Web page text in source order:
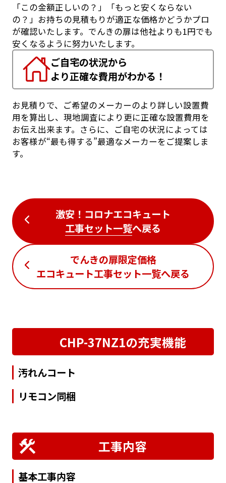
「この金額正しいの？」「もっと安くならない
の？」お持ちの見積もりが適正な価格かどうかプロ
が確認いたします。でんきの扉は他社よりも1円でも
安くなるように努力いたします。
ご自宅の状況から
より正確な費用がわかる！
お見積りで、ご希望のメーカーのより詳しい設置費
用を算出し、現地調査により更に正確な設置費用を
お伝え出来ます。さらに、ご自宅の状況によっては
お客様が“最も得する”最適なメーカーをご提案しま
す。
激安！コロナエコキュート
工事セット一覧へ戻る
でんきの扉限定価格
エコキュート工事セット一覧へ戻る
CHP-37NZ1の充実機能
汚れんコート
リモコン同梱
工事内容
基本工事内容